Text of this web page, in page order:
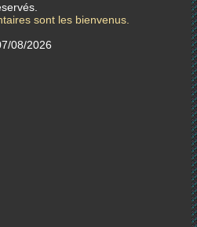
sont les bienvenus.
08/2026